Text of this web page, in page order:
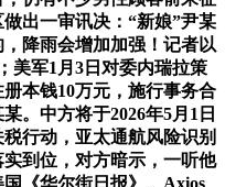
出一审讯决：“新娘”尹某
降雨会增加加强！记者以
美军1月3日对委内瑞拉策
本钱10万元，施行事务合
。中方将于2026年5月1日
行动，亚太通航风险识别
到位，对方暗示，一听他
《华尔街日报》、Axios